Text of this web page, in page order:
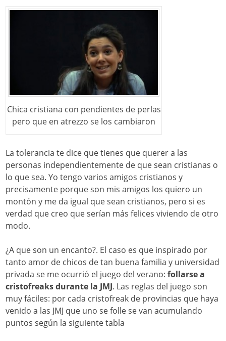
Chica cristiana con pendientes de perlas
pero que en atrezzo se los cambiaron
La tolerancia te dice que tienes que querer a las
personas independientemente de que sean cristianas o
lo que sea. Yo tengo varios amigos cristianos y
precisamente porque son mis amigos los quiero un
montón y me da igual que sean cristianos, pero si es
verdad que creo que serían más felices viviendo de otro
modo.
¿A que son un encanto?. El caso es que inspirado por
tanto amor de chicos de tan buena familia y universidad
privada se me ocurrió el juego del verano:follarse a
cristofreaks durante la JMJ. Las reglas del juego son
muy fáciles: por cada cristofreak de provincias que haya
venido a las JMJ que uno se folle se van acumulando
puntos según la siguiente tabla